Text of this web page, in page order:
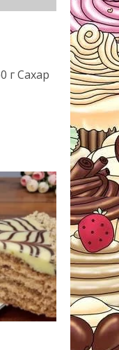
г Сахар